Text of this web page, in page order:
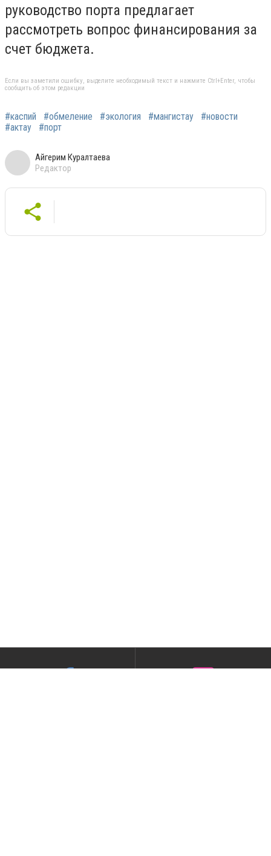
руководство порта предлагает
рассмотреть вопрос финансирования за
счет бюджета.
Если вы заметили ошибку, выделите необходимый текст и нажмите Ctrl+Enter, чтобы
сообщить об этом редакции
#каспий #обмеление #экология #мангистау
#новости
#актау
#порт
Айгерим Куралтаева
Редактор